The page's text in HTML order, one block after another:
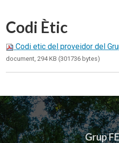
Codi Ètic
Codi etic del proveidor del
document, 294 KB (301736 bytes)
Grup